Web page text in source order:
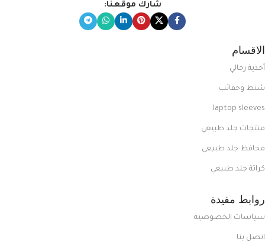
شارك موقعنا:
الاقسام
أحذية رجالي
شنط وحقائب
laptop sleeves
منتجات جلد طبيعي
محافظ جلد طبيعي
كراتة جلد طبيعي
روابط مفيدة
سياسات الخصوصية
اتصل بنا